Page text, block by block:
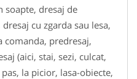
soapte, dresaj de
cu zgarda sau lesa,
comanda, predresaj,
(aici, stai, sezi, culcat,
la picior, lasa-obiecte,